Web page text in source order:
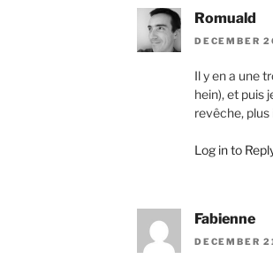
Romuald
DECEMBER
Il y en a une
hein), et puis
revêche,
Log in to
Fabienne
DECEMBER